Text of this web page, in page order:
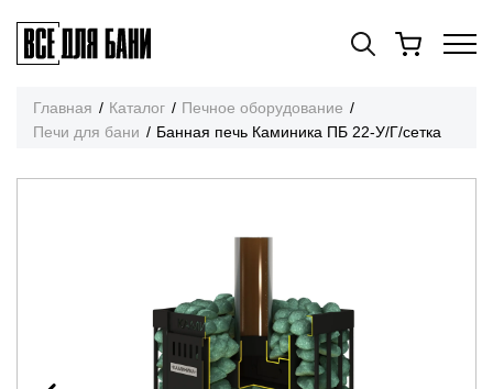
Главная Каталог
Печное оборудование
Печи для бани
Банная печь Каминика ПБ 22-У/Г/сетка